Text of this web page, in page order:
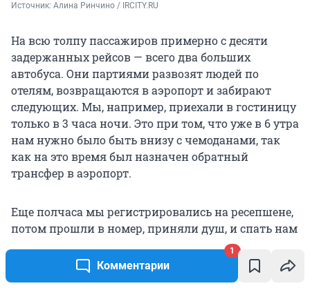
Комментарии
1
Источник: Алина Ринчино / IRCITY.RU
На всю толпу пассажиров примерно с десяти
задержанных рейсов — всего два больших
автобуса. Они партиями развозят людей по
отелям, возвращаются в аэропорт и забирают
следующих. Мы, например, приехали в гостиницу
только в 3 часа ночи. Это при том, что уже в 6 утра
нам нужно было быть внизу с чемоданами, так
как на это время был назначен обратный
трансфер в аэропорт.
Еще полчаса мы регистрировались на ресепшене,
потом прошли в номер, приняли душ, и спать нам
осталось 1,5 часа. Администратор при выселении
спросила: «Вы хорошо провели время в нашем
отеле?» Я только нервно похихикала и сказала, что